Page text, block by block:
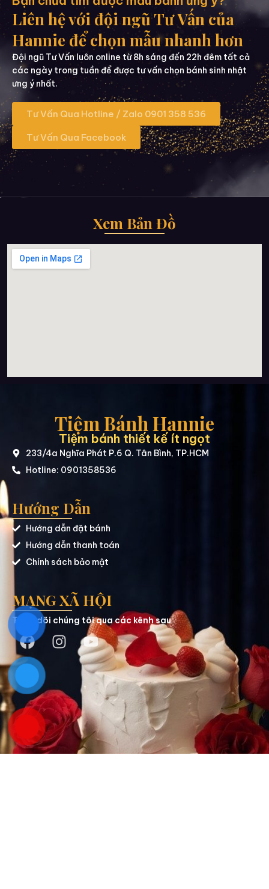
Liên hệ với đội ngũ Tư Vấn của
Hannie để chọn mẫu nhanh hơn
Đội ngũ Tư Vấn luôn online từ 8h sáng đến 22h đêm tất cả
các ngày trong tuần để được tư vấn chọn bánh sinh nhật
ưng ý nhất.
Tư Vấn Qua Hotline / Zalo 0901 358 536
Tư Vấn Qua Facebook
Xem Bản Đồ
Tiệm Bánh Hannie
Tiệm bánh thiết kế ít ngọt
233/4a Nghĩa Phát P.6 Q. Tân Bình, TP.HCM
Hotline: 0901358536
Hướng Dẫn
Hướng dẫn đặt bánh
Hướng dẫn thanh toán
Chính sách bảo mật
MẠNG XÃ HỘI
Theo dõi chúng tôi qua các kênh sau